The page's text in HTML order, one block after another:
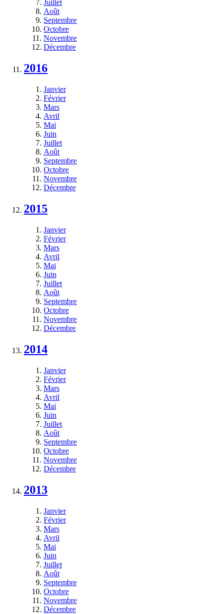
Juillet
Août
Septembre
Octobre
Novembre
Décembre
2016
Janvier
Février
Mars
Avril
Mai
Juin
Juillet
Août
Septembre
Octobre
Novembre
Décembre
2015
Janvier
Février
Mars
Avril
Mai
Juin
Juillet
Août
Septembre
Octobre
Novembre
Décembre
2014
Janvier
Février
Mars
Avril
Mai
Juin
Juillet
Août
Septembre
Octobre
Novembre
Décembre
2013
Janvier
Février
Mars
Avril
Mai
Juin
Juillet
Août
Septembre
Octobre
Novembre
Décembre